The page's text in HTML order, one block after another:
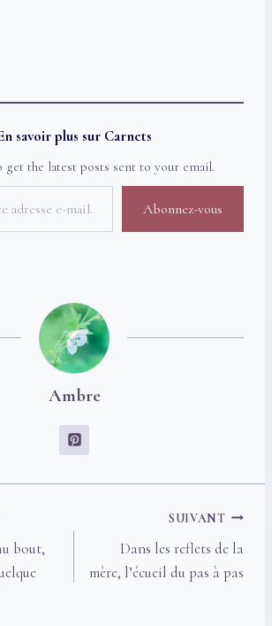
savoir plus sur Carnets
get the latest posts sent to your email.
Abonnez-vous
Ambre
bout,
SUIVANT
Dans les reflets de la
mère, l’écueil du pas à pas